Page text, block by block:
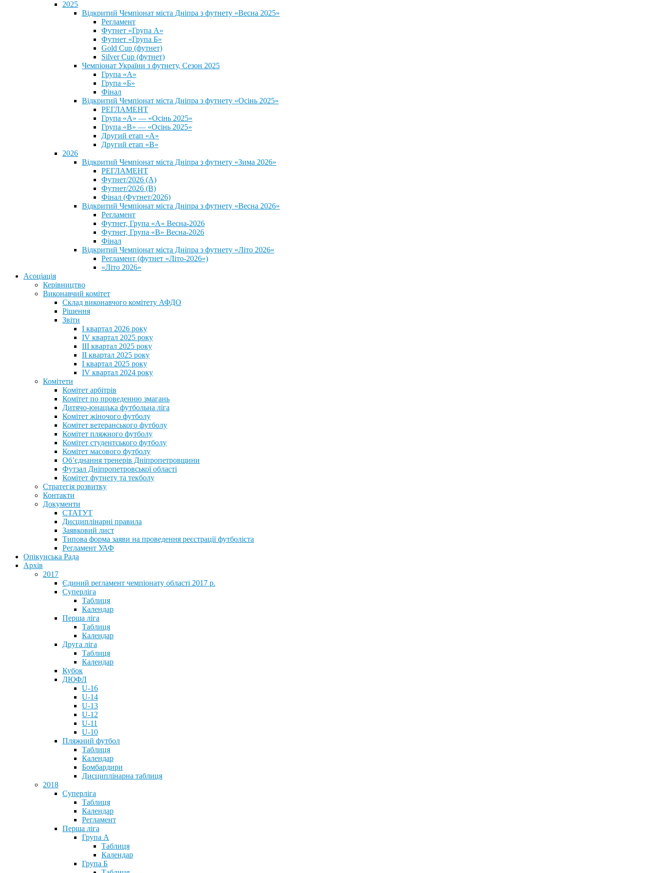
2025
Відкритий Чемпіонат міста Дніпра з футнету «Весна 2025»
Регламент
Футнет «Група А»
Футнет «Група Б»
Gold Cup (футнет)
Silver Cup (футнет)
Чемпіонат України з футнету, Сезон 2025
Група «А»
Група «Б»
Фінал
Відкритий Чемпіонат міста Дніпра з футнету «Осінь 2025»
РЕГЛАМЕНТ
Група «А» — «Осінь 2025»
Група «В» — «Осінь 2025»
Другий етап «А»
Другий етап «В»
2026
Відкритий Чемпіонат міста Дніпра з футнету «Зима 2026»
РЕГЛАМЕНТ
Футнет/2026 (А)
Футнет/2026 (В)
Фінал (Футнет/2026)
Відкритий Чемпіонат міста Дніпра з футнету «Весна 2026»
Регламент
Футнет, Група «А» Весна-2026
Футнет, Група «В» Весна-2026
Фінал
Відкритий Чемпіонат міста Дніпра з футнету «Літо 2026»
Регламент (футнет «Літо-2026»)
«Літо 2026»
Асоціація
Керівництво
Виконавчий комітет
Склад виконавчого комітету АФДО
Рішення
Звіти
I квартал 2026 року
IV квартал 2025 року
III квартал 2025 року
II квартал 2025 року
I квартал 2025 року
IV квартал 2024 року
Комітети
Комітет арбітрів
Комітет по проведенню змагань
Дитячо-юнацька футбольна ліга
Комітет жіночого футболу
Комітет ветеранського футболу
Комітет пляжного футболу
Комітет студентського футболу
Комітет масового футболу
Обʼєднання тренерів Дніпропетровщини
Футзал Дніпропетровської області
Комітет футнету та текболу
Стратегія розвитку
Контакти
Документи
СТАТУТ
Дисциплінарні правила
Заявковий лист
Типова форма заяви на проведення реєстрації футболіста
Регламент УАФ
Опікунська Рада
Архів
2017
Єдиний регламент чемпіонату області 2017 р.
Суперліга
Таблиця
Календар
Перша ліга
Таблиця
Календар
Друга ліга
Таблиця
Календар
Кубок
ДЮФЛ
U-16
U-14
U-13
U-12
U-11
U-10
Пляжний футбол
Таблиця
Календар
Бомбардири
Дисциплінарна таблиця
2018
Суперліга
Таблиця
Календар
Регламент
Перша ліга
Група А
Таблиця
Календар
Група Б